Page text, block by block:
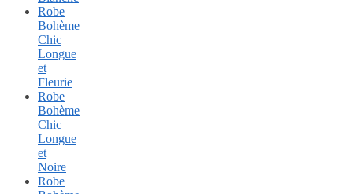
Robe
Bohème
Chic
Longue
et
Fleurie
Robe
Bohème
Chic
Longue
et
Noire
Robe